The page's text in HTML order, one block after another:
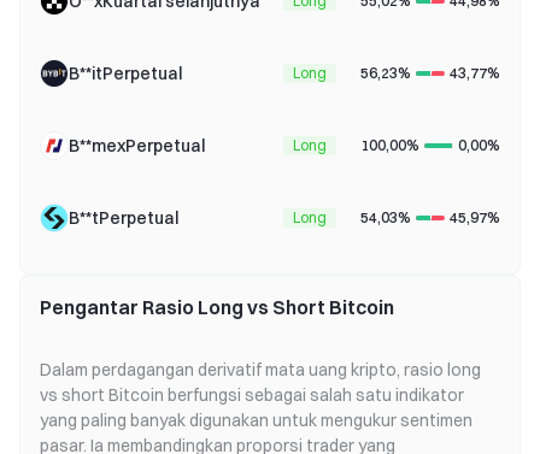
B**itPerpetual Long 56,23% 43,77%
B**mexPerpetual Long 100,00% 0,00%
B**tPerpetual Long 54,03% 45,97%
Pengantar Rasio Long vs Short Bitcoin
Dalam perdagangan derivatif mata uang kripto, rasio long
vs short Bitcoin berfungsi sebagai salah satu indikator
yang paling banyak digunakan untuk mengukur sentimen
pasar. Ia membandingkan proporsi trader yang